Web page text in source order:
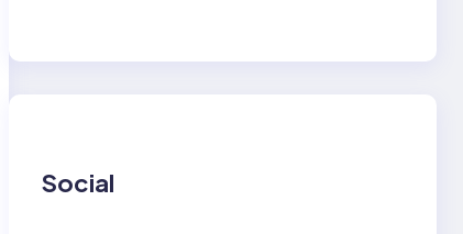
Social